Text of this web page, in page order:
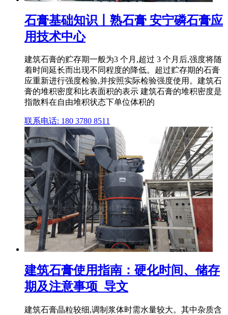
石膏基础知识丨熟石膏 安宁磷石膏应
用技术中心
建筑石膏的贮存期一般为3 个月,超过 3 个月后,强度将随
着时间延长而出现不同程度的降低。超过贮存期的石膏
应重新进行强度检验,并按照实际检验强度使用。建筑石
膏的堆积密度和比表面积的表示 建筑石膏的堆积密度是
指散料在自由堆积状态下单位体积的
联系电话: 180 3780 8511
建筑石膏使用指南：硬化时间、储存
期及注意事项_导文
建筑石膏晶粒较细,调制浆体时需水量较大。其中杂质含